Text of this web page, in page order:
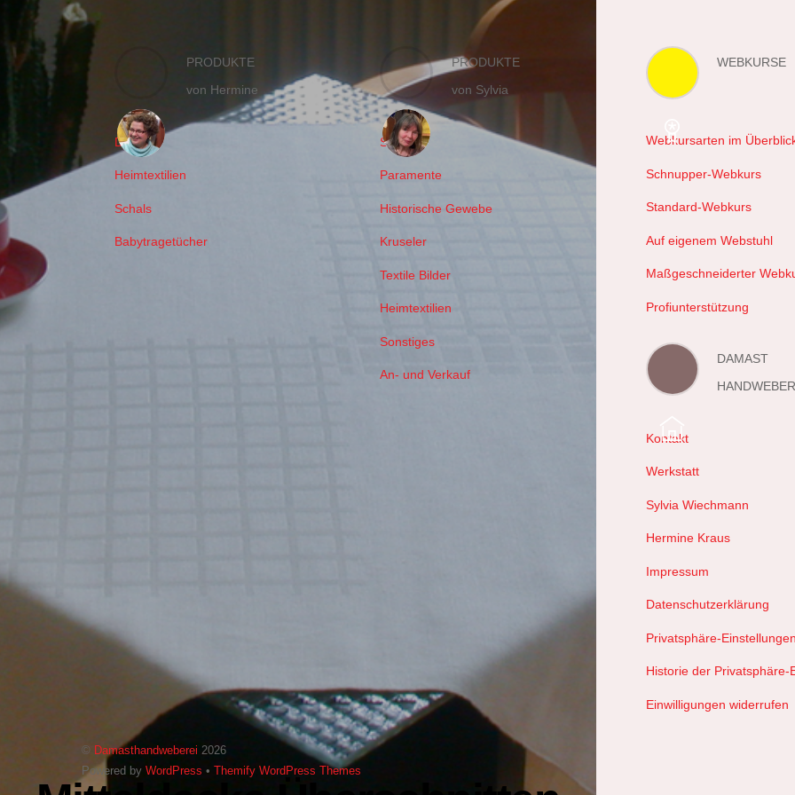
PRODUKTE
von Hermine
Decken
Heimtextilien
Schals
Babytragetücher
PRODUKTE
von Sylvia
Schals
Paramente
Historische Gewebe
Kruseler
Textile Bilder
Heimtextilien
Sonstiges
An- und Verkauf
WEBKURSE
Webkursarten im
Schnupper-Webkurs
Standard-Webkurs
Auf eigenem Webstuhl
Maßgeschneiderter
Profiunterstützung
DAMAST
Kontakt
Werkstatt
Sylvia Wiechmann
Hermine Kraus
Impressum
Datenschutzerklärung
Privatsphäre-
Historie der Privatsphäre-
Einwilligungen widerrufen
© Damasthandweberei 2026
Powered by WordPress • Themify WordPress Themes